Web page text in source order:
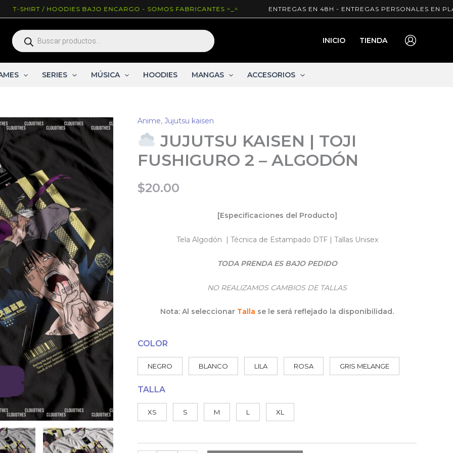
/ HOODIES BAJO ENCARGO - SOMOS FABRICANTES ^_^ ENTREGAS EN 48H - ENTREGAS PERSONALES EN PLAZA
Búsqueda
de
productos
INICIO TIENDA
SERIES MÚSICA HOODIES MANGAS ACCESORIOS
Anime, Jujutsu kaisen
JUJUTSU KAISEN | TOJI
FUSHIGURO 2 – ALGODÓN
$20.00
[Especificaciones del Producto]
Tela Algodón | Técnica de Estampado DTF | Tallas Unisex
TODA PRENDA ES BAJO PEDIDO
NO REALIZAMOS CAMBIOS DE TALLAS
Nota: Al seleccionar Talla se le será reflejado la disponibilidad.
COLOR
NEGRO BLANCO LILA ROSA GRIS MELANGE
TALLA
XS S M L XL